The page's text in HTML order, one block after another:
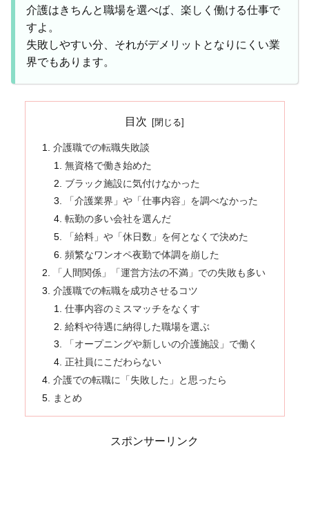
介護はきちんと職場を選べば、楽しく働ける仕事で
すよ。
失敗しやすい分、それがデメリットとなりにくい業
界でもあります。
目次
介護職での転職失敗談
無資格で働き始めた
ブラック施設に気付けなかった
「介護業界」や「仕事内容」を調べなかった
転勤の多い会社を選んだ
「給料」や「休日数」を何となくで決めた
頻繁なワンオペ夜勤で体調を崩した
「人間関係」「運営方法の不満」での失敗も多い
介護職での転職を成功させるコツ
仕事内容のミスマッチをなくす
給料や待遇に納得した職場を選ぶ
「オープニングや新しいの介護施設」で働く
正社員にこだわらない
介護での転職に「失敗した」と思ったら
まとめ
スポンサーリンク